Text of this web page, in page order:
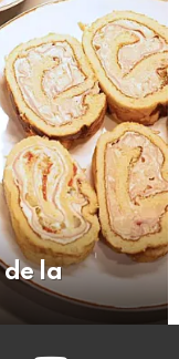
de la
youtube